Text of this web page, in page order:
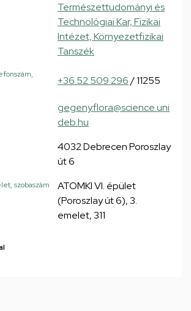
Természettudományi és
Technológiai Kar, Fizikai
Intézet, Környezetfizikai
Tanszék
+36 52 509 296/ 11255
gegeny.flora@science.uni
deb.hu
4032 Debrecen Poroszlay
út 6
szobaszám
ATOMKI VI. épület
(Poroszlay út 6), 3.
emelet, 311